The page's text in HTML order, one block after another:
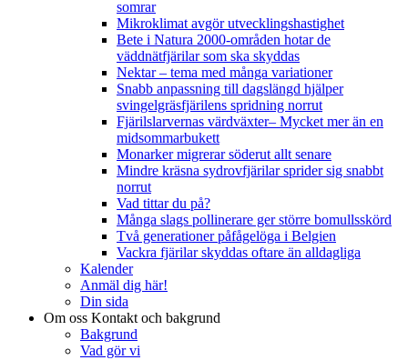
somrar
Mikroklimat avgör utvecklingshastighet
Bete i Natura 2000-områden hotar de
väddnätfjärilar som ska skyddas
Nektar – tema med många variationer
Snabb anpassning till dagslängd hjälper
svingelgräsfjärilens spridning norrut
Fjärilslarvernas värdväxter– Mycket mer än en
midsommarbukett
Monarker migrerar söderut allt senare
Mindre kräsna sydrovfjärilar sprider sig snabbt
norrut
Vad tittar du på?
Många slags pollinerare ger större bomullsskörd
Två generationer påfågelöga i Belgien
Vackra fjärilar skyddas oftare än alldagliga
Kalender
Anmäl dig här!
Din sida
Om oss Kontakt och bakgrund
Bakgrund
Vad gör vi